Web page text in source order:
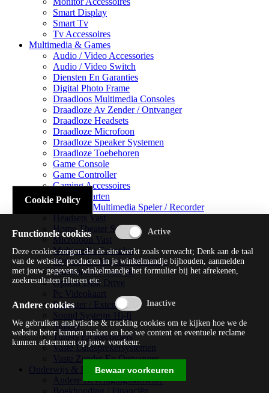
Smart Display
Smart Tv
Tv Accessoires
Multimedia & Games
Audio / Video Accessories
Audio / Video Switch
Diensten En Garanties
Digital Photo Frame
Draadloos Multimedia Consoles
Draadloze Av Zender / Ontvanger
Draadloze Headsets
Draadloze Microfoon
Draadloze Speaker Systemen
Draadloze Toebehoren
Game Console
Game Controller
Gaming Accessoires
Geluidskaarten
Handheld Multimedia Speler / Recorder
Headsets Vast
Home Theater Systems
Microfoon Vast
Multimedia Consoles
Multimedia Mixer / Versterker
Multimedia Productie
Optical Disk Drive
Pc Videokaart
Repeater / Extender
Sound Systems Hi-fi
Splitter
Tuners En Recorders
Vaste Luidsprekersystemen
Vaste Zender En Ontvanger
Onderwijs & Recreatie
Andere Beveiligingssoftware
Cookie Policy
Functionele cookies
Deze cookies zorgen dat de site werkt zoals verwacht; Denk aan de taal
van de website, producten in je winkelmandje bijhouden, aanmelden
met jouw gegevens, winkelmandje het formulier bij het afrekenen,
zoekresultaten filteren etc.
Andere cookies
We gebruiken analytische & tracking cookies om te kijken hoe we de
website beter kunnen maken en hoe we content en eventuele reclame
kunnen afstemmen op jouw voorkeur.
Bewaar voorkeuren